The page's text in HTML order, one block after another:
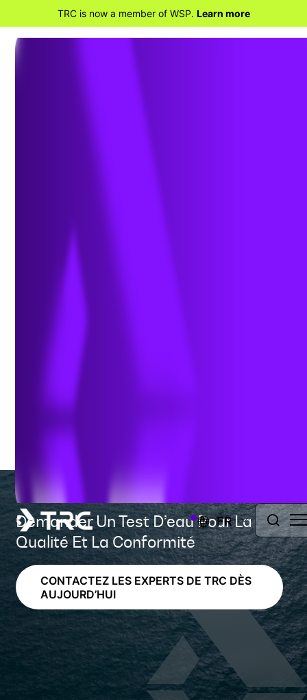
TRC is now a member of WSP. Learn more
FR
L’impact de la conservation
de l’eau sur la
Demander Un Test D’eau Pour La
Qualité Et La Conformité
CONTACTEZ LES EXPERTS DE TRC DÈS
AUJOURD’HUI